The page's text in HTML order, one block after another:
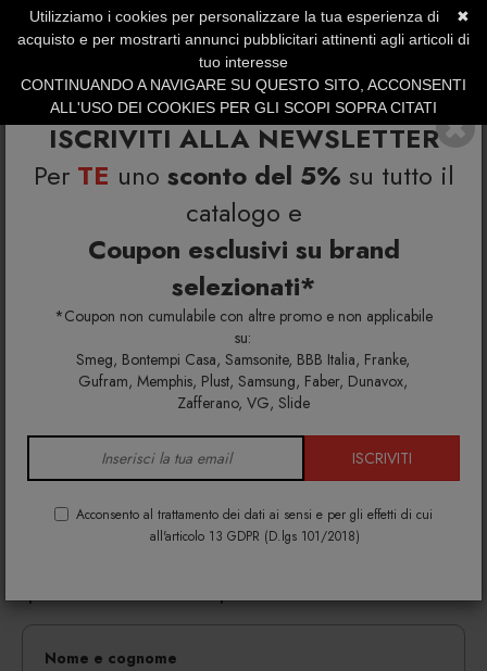
ISCRIVITI ALLA NEWSLETTER
Per TE uno sconto del 5% su tutto il
catalogo e
Coupon esclusivi su brand
selezionati*
*Coupon non cumulabile con altre promo e non applicabile
su:
Smeg, Bontempi Casa, Samsonite, BBB Italia, Franke,
Gufram, Memphis, Plust, Samsung, Faber, Dunavox,
Zafferano, VG, Slide
ISCRIVITI
Acconsento al trattamento dei dati ai sensi e per gli effetti di cui
all'articolo 13 GDPR (D.lgs 101/2018)
SERVIZIO CLIENTI +39.0773.470.562
SUMMER SALES | Fino al 31 Agosto
Richiedi info e un'offerta personalizzata per te
Tavolo consolle Ulisse 0/415
Richiedi maggiori info e la tua
offerta personalizzata per
Tavolo consolle Ulisse 0/415
informazioni su colori, materiali e disponibilità.
Nome e cognome
✖
Utilizziamo i cookies per personalizzare la tua esperienza di
acquisto e per mostrarti annunci pubblicitari attinenti agli articoli di
tuo interesse
CONTINUANDO A NAVIGARE SU QUESTO SITO, ACCONSENTI
ALL'USO DEI COOKIES PER GLI SCOPI SOPRA CITATI